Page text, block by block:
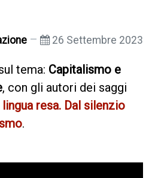
26 Settembre 2023
tema: Capitalismo e
, con gli autori dei saggi
lingua resa. Dal silenzio
.